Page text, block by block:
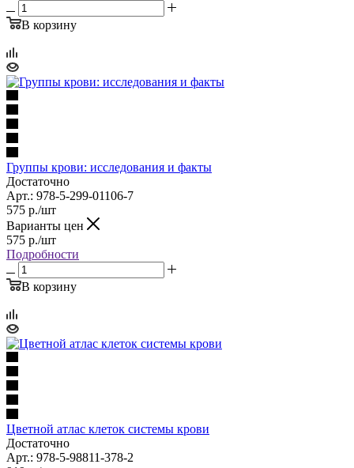
В корзину
Группы крови: исследования и факты
Достаточно
Арт.: 978-5-299-01106-7
575 р./шт
Варианты цен
575 р./шт
Подробности
В корзину
Цветной атлас клеток системы крови
Достаточно
Арт.: 978-5-98811-378-2